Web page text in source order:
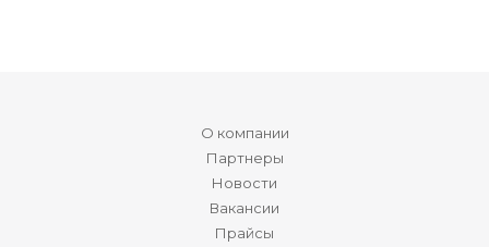
О компании
Партнеры
Новости
Вакансии
Прайсы